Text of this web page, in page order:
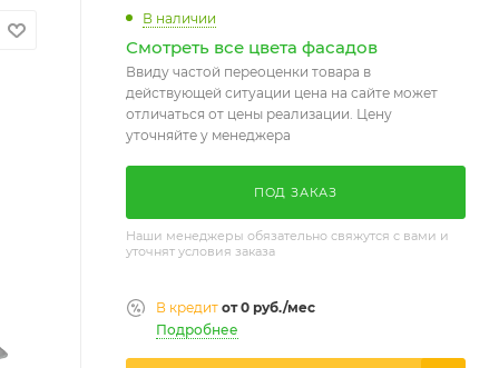
В наличии
Смотреть все цвета фасадов
Ввиду частой переоценки товара в
действующей ситуации цена на сайте может
отличаться от цены реализации. Цену
уточняйте у менеджера
ПОД ЗАКАЗ
Наши менеджеры обязательно свяжутся с вами и
уточнят условия заказа
В кредит от 0 руб./мес
Подробнее